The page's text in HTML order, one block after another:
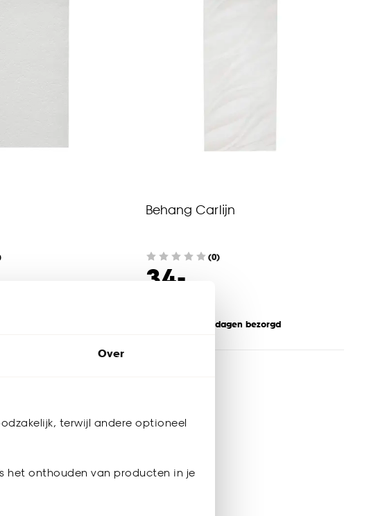
Over
terwijl andere optioneel
het onthouden van producten in je
Behang Carlijn
(0)
34.
-
Binnen 2-3 werkdagen bezorgd